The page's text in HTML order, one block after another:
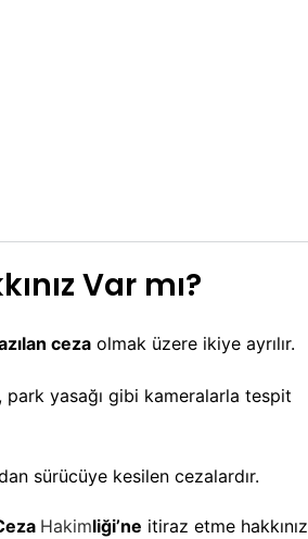
Var mı?
ceza olmak üzere ikiye ayrılır.
park yasağı gibi kameralarla tespit
sürücüye kesilen cezalardır.
Hakimliği’ne itiraz etme hakkınız